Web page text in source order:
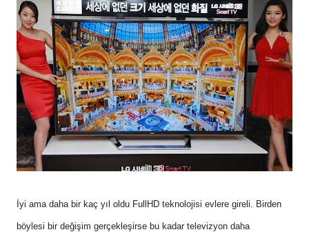
İyi ama daha bir kaç yıl oldu FullHD teknolojisi evlere gireli. Birden
böylesi bir değişim gerçekleşirse bu kadar televizyon daha